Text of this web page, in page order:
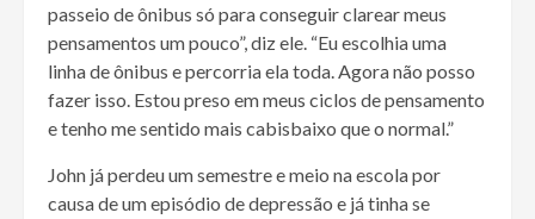
passeio de ônibus só para conseguir clarear meus
pensamentos um pouco”, diz ele. “Eu escolhia uma
linha de ônibus e percorria ela toda. Agora não posso
fazer isso. Estou preso em meus ciclos de pensamento
e tenho me sentido mais cabisbaixo que o normal.”
John já perdeu um semestre e meio na escola por
causa de um episódio de depressão e já tinha se